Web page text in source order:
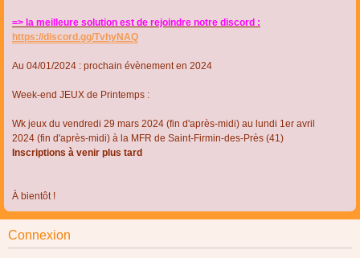
=> la meilleure solution est de rejoindre notre discord :
https://discord.gg/TvhyNAQ
Au 04/01/2024 : prochain évènement en 2024
Week-end JEUX de Printemps :
Wk jeux du vendredi 29 mars 2024 (fin d'après-midi) au lundi 1er avril
2024 (fin d'après-midi) à la MFR de Saint-Firmin-des-Près (41)
Inscriptions à venir plus tard
À bientôt !
Connexion